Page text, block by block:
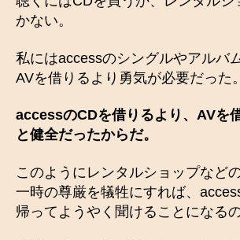
かない。
私にはaccessのシングルやアルバ
AVを借りるより勇気が必要だった。
accessのCDを借りるより、AVを
と健全だったからだ。
このようにレンタルショップなど
一時の尊厳を犠牲にすれば、
帰ってようやく聞けることになるの